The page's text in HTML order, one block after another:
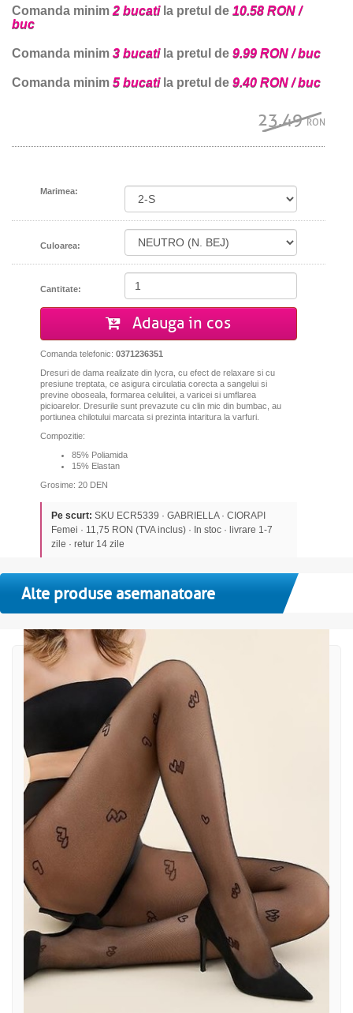
Comanda minim 2 bucatila pretul de 10.58 RON /
buc
Comanda minim 3 bucatila pretul de 9.99 RON / buc
Comanda minim 5 bucatila pretul de 9.40 RON / buc
23.49RON
Marimea:
Culoarea:
Cantitate:
Adauga in cos
Comanda telefonic: 0371236351
Dresuri de dama realizate din lycra, cu efect de relaxare si cu
presiune treptata, ce asigura circulatia corecta a sangelui si
previne oboseala, formarea celulitei, a varicei si umflarea
picioarelor. Dresurile sunt prevazute cu clin mic din bumbac, au
portiunea chilotului marcata si prezinta intaritura la varfuri.
Compozitie:
85% Poliamida
15% Elastan
Grosime: 20 DEN
Pe scurt: SKU ECR5339 · GABRIELLA · CIORAPI
Femei · 11,75 RON (TVA inclus) · In stoc · livrare 1-7
zile · retur 14 zile
Alte produse asemanatoare